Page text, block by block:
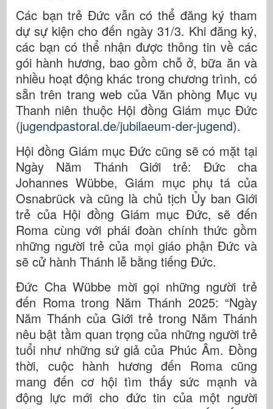
Các bạn trẻ Đức vẫn có thể đăng ký tham
dự sự kiện cho đến ngày 31/3. Khi đăng ký,
các bạn có thể nhận được thông tin về các
gói hành hương, bao gồm chỗ ở, bữa ăn và
nhiều hoạt động khác trong chương trình, có
sẵn trên trang web của Văn phòng Mục vụ
Thanh niên thuộc Hội đồng Giám mục Đức
(jugendpastoral.de/jubilaeum-der-jugend).
Hội đồng Giám mục Đức cũng sẽ có mặt tại
Ngày Năm Thánh Giới trẻ: Đức cha
Johannes Wübbe, Giám mục phụ tá của
Osnabrück và cũng là chủ tịch Ủy ban Giới
trẻ của Hội đồng Giám mục Đức, sẽ đến
Roma cùng với phái đoàn chính thức gồm
những người trẻ của mọi giáo phận Đức và
sẽ cử hành Thánh lễ bằng tiếng Đức.
Đức Cha Wübbe mời gọi những người trẻ
đến Roma trong Năm Thánh 2025: “Ngày
Năm Thánh của Giới trẻ trong Năm Thánh
nêu bật tầm quan trọng của những người trẻ
tuổi như những sứ giả của Phúc Âm. Đồng
thời, cuộc hành hương đến Roma cũng
mang đến cơ hội tìm thấy sức mạnh và
động lực mới cho đức tin của một người